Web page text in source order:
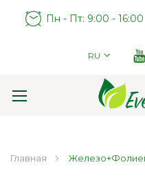
Пн - Пт: 9:00 - 16:00
RU
Главная